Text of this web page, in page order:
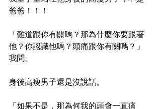
爸爸！！！
「難道跟你有關嗎？那為什麼你要跟著
他？你認識他嗎？頭痛跟你有關嗎？」
我問。
身後高瘦男子還是沒說話。
「如果不是，那為何我的頭會一直痛